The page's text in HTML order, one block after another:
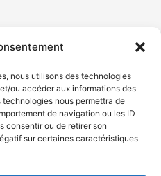
nous utilisons des technologies
ou accéder aux informations des
nous permettra de
de navigation ou les ID
consentir ou de retirer son
sur certaines caractéristiques